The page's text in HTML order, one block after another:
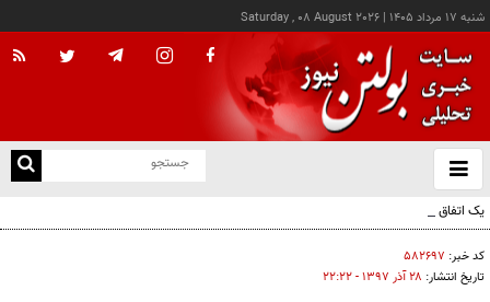
شنبه ۱۷ مرداد ۱۴۰۵ |
Saturday , 08 August 2026
باز
و
یک اتفاق عجیب در «لوور»
کد خبر: ۵۸۲۶۹۷
تاریخ انتشار: ۲۸ آذر ۱۳۹۷ - ۲۲:۲۲